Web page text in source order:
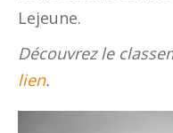
Lejeune.
Découvrez le
lien.